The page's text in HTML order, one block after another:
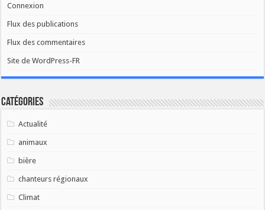
Connexion
Flux des publications
Flux des commentaires
Site de WordPress-FR
Catégories
Actualité
animaux
bière
chanteurs régionaux
Climat